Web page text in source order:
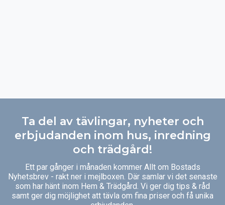
Ta del av tävlingar, nyheter och
erbjudanden inom hus, inredning
och trädgård!
Ett par gånger i månaden kommer Allt om Bostads
Nyhetsbrev - rakt ner i mejlboxen. Där samlar vi det senaste
som har hänt inom Hem & Trädgård. Vi ger dig tips & råd
samt ger dig möjlighet att tävla om fina priser och få unika